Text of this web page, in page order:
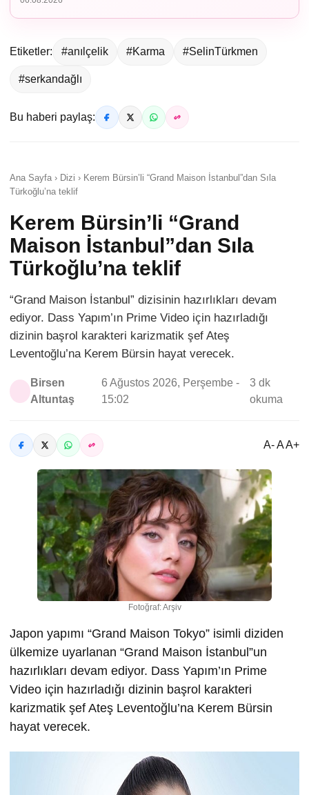
Etiketler: #anılçelik #Karma #SelinTürkmen
#serkandağlı
Bu haberi paylaş:
Ana Sayfa › Dizi › Kerem Bürsin’li “Grand Maison İstanbul”dan Sıla
Türkoğlu’na teklif
Kerem Bürsin’li “Grand
Maison İstanbul”dan Sıla
Türkoğlu’na teklif
“Grand Maison İstanbul” dizisinin hazırlıkları devam
ediyor. Dass Yapım’ın Prime Video için hazırladığı
dizinin başrol karakteri karizmatik şef Ateş
Leventoğlu’na Kerem Bürsin hayat verecek.
Birsen
Altuntaş
6 Ağustos 2026, Perşembe -
15:02
3 dk
okuma
A- A A+
Fotoğraf: Arşiv
Japon yapımı “Grand Maison Tokyo” isimli diziden
ülkemize uyarlanan “Grand Maison İstanbul”un
hazırlıkları devam ediyor. Dass Yapım’ın Prime
Video için hazırladığı dizinin başrol karakteri
karizmatik şef Ateş Leventoğlu’na Kerem Bürsin
hayat verecek.